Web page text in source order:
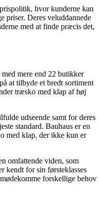
hvor kunderne kan
priser. Deres veluddannede
med at finde præcis det,
mere end 22 butikker
at tilbyde et bredt sortiment
træsko med klap af høj
udseende samt for deres
standard. Bauhaus er en
med klap, der ikke kun er
omfattende viden, som
kendt for sin førsteklasses
forskellige behov